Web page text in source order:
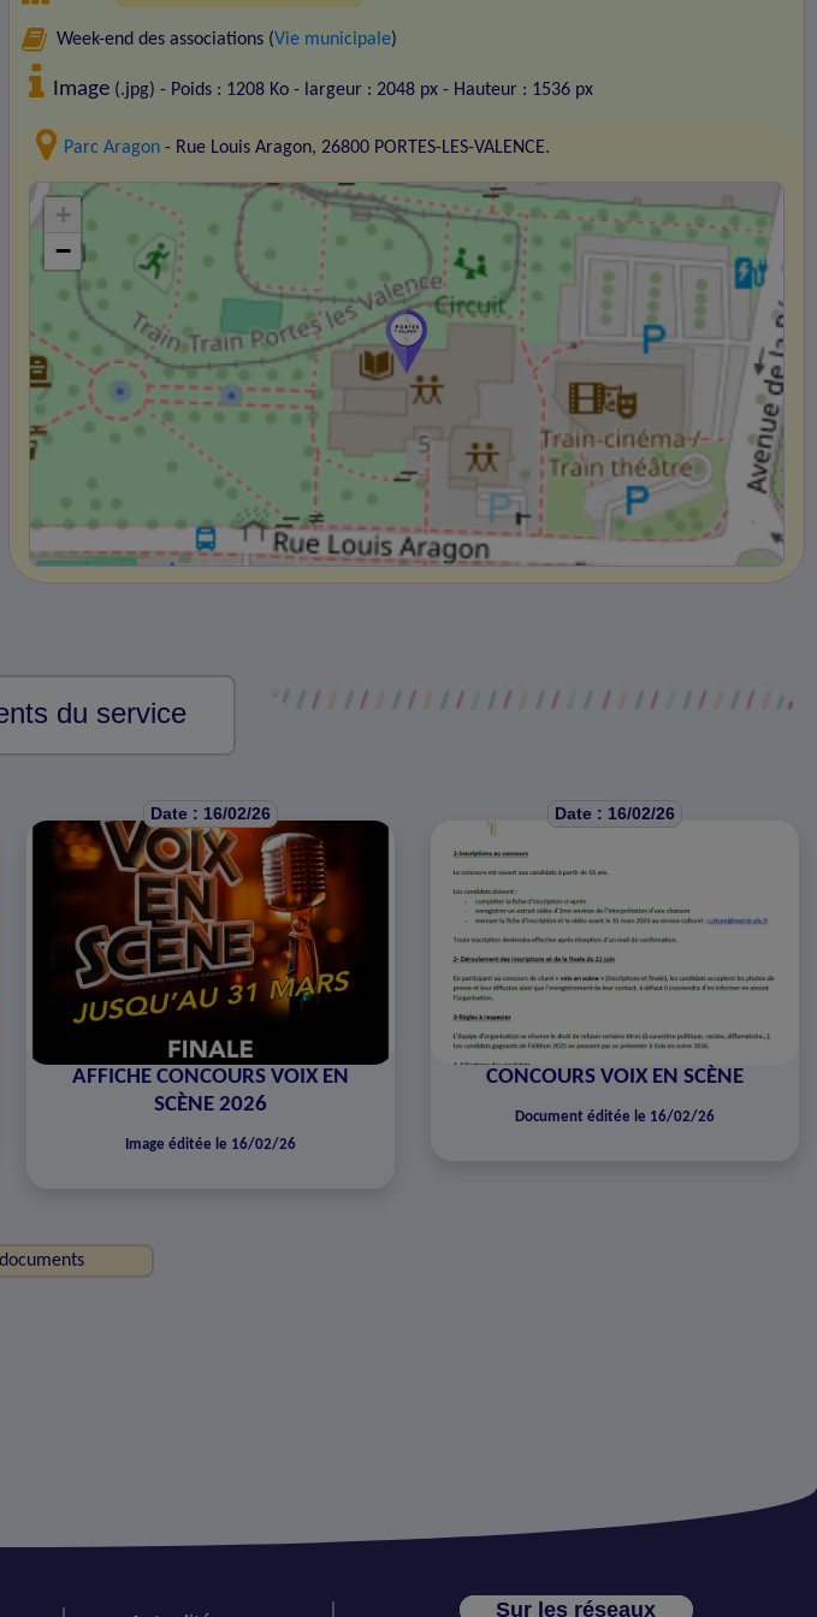
Week-end des associations (Vie municipale)
Image (.jpg) - Poids : 1208 Ko - largeur : 2048 px - Hauteur : 1536 px
Parc Aragon - Rue Louis Aragon, 26800 PORTES-LES-VALENCE.
+
−
du service
Date : 16/02/26
AFFICHE CONCOURS VOIX EN
SCÈNE 2026
Image éditée le 16/02/26
Date : 16/02/26
CONCOURS VOIX EN SCÈNE
Document éditée le 16/02/26
Sur les réseaux